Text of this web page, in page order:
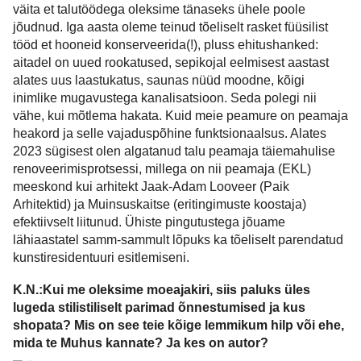
väita et talutöödega oleksime tänaseks ühele poole
jõudnud. Iga aasta oleme teinud tõeliselt rasket füüsilist
tööd et hooneid konserveerida(!), pluss ehitushanked:
aitadel on uued rookatused, sepikojal eelmisest aastast
alates uus laastukatus, saunas nüüd moodne, kõigi
inimlike mugavustega kanalisatsioon. Seda polegi nii
vähe, kui mõtlema hakata. Kuid meie peamure on peamaja
heakord ja selle vajaduspõhine funktsionaalsus. Alates
2023 sügisest olen algatanud talu peamaja täiemahulise
renoveerimisprotsessi, millega on nii peamaja (EKL)
meeskond kui arhitekt Jaak-Adam Looveer (Paik
Arhitektid) ja Muinsuskaitse (eritingimuste koostaja)
efektiivselt liitunud. Ühiste pingutustega jõuame
lähiaastatel samm-sammult lõpuks ka tõeliselt parendatud
kunstiresidentuuri esitlemiseni.
K.N.:Kui me oleksime moeajakiri, siis paluks üles
lugeda stilistiliselt parimad õnnestumised ja kus
shopata? Mis on see teie kõige lemmikum hilp või ehe,
mida te Muhus kannate? Ja kes on autor?